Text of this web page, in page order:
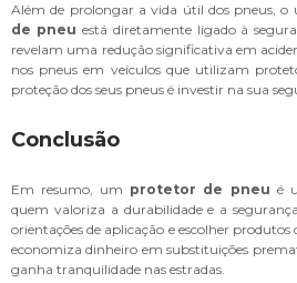
Além de prolongar a vida útil dos pneus, o
de pneu está diretamente ligado à
revelam uma redução significativa em
nos pneus em veículos que utilizam
proteção dos seus pneus é investir na sua
Conclusão
Em resumo, um protetor de pneu é
quem valoriza a durabilidade e a
orientações de aplicação e escolher produtos
economiza dinheiro em substituições
ganha tranquilidade nas estradas.